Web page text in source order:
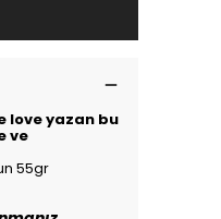
love yazan bu
ve
55gr